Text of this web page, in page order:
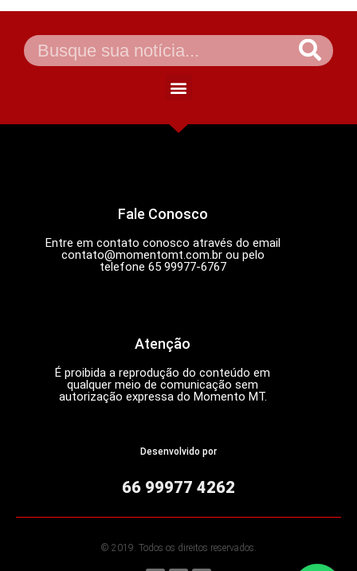
Fale Conosco
Entre em contato conosco através do email
contato@momentomt.com.brou pelo
telefone 65 99977-6767
Atenção
É proibida a reprodução do conteúdo em
qualquer meio de comunicação sem
autorização expressa do Momento MT.
Desenvolvido por
66 99977 4262
© 2019. Todos os direitos reservados.